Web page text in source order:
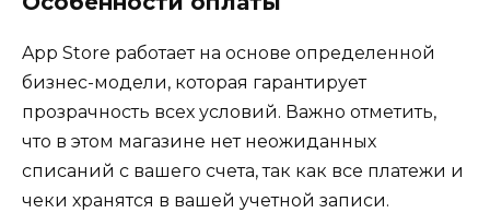
App Store работает на основе определенной
бизнес-модели, которая гарантирует
прозрачность всех условий. Важно отметить,
что в этом магазине нет неожиданных
списаний с вашего счета, так как все платежи и
чеки хранятся в вашей учетной записи.